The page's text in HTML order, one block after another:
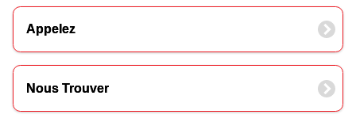
Appelez
Nous Trouver